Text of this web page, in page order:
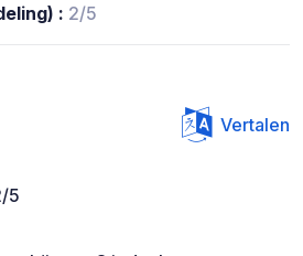
: 2/5
Vertalen
5